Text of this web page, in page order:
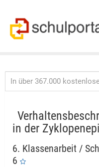
in der
6. Klassenarbeit /
6